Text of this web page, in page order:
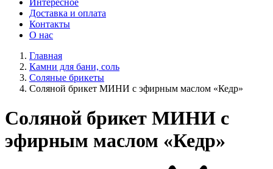
Интересное
Доставка и оплата
Контакты
О нас
Главная
Камни для бани, соль
Соляные брикеты
Соляной брикет МИНИ с эфирным маслом «Кедр»
Соляной брикет МИНИ с
эфирным маслом «Кедр»